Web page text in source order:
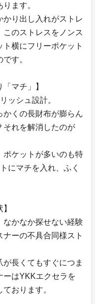
ます。
かり出し入れがストレ
このストレスをノンス
ト横にフリーポケット
す。
マチ」】
ッシュ設計。
かくの長財布が膨らん
それを解消したのが
ポケットが多いのも特
にマチを入れ、ふく
なかなか探せない経験
ーの不具合同様スト
長くてもすぐにつま
ーはYKKエクセラを
おります。